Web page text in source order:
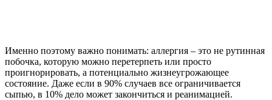
Именно поэтому важно понимать: аллергия – это не рутинная
побочка, которую можно перетерпеть или просто
проигнорировать, а потенциально жизнеугрожающее
состояние. Даже если в 90% случаев все ограничивается
сыпью, в 10% дело может закончиться и реанимацией.